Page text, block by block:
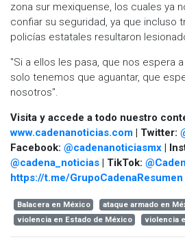
zona sur mexiquense, los cuales ya
confiar su seguridad, ya que incluso
policías estatales resultaron
"Si a ellos les pasa, que nos espera
solo tenemos que aguantar, que
nosotros".
Visita y accede a todo nuestro
www.cadenanoticias.com | Twitter:
Facebook: @cadenanoticiasmx |
@cadena_noticias | TikTok:
https://t.me/GrupoCadenaResumen
Balacera en México ataque armado en
violencia en Estado de México
violencia